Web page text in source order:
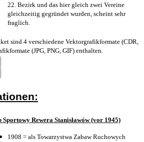
22. Bezirk und das hier gleich zwei Vereine
gleichzeitig gegründet wurden, scheint sehr
fraglich.
sind 4 verschiedene Vektorgrafikformate (CDR,
(JPG, PNG, GIF) enthalten.
Sportowy Rewera Stanisławów (vor 1945)
1908 = als Towarzystwa Zabaw Ruchowych